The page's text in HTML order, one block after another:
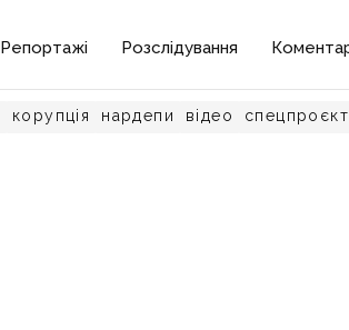
Репортажі Розслідування
корупція нардепи відео